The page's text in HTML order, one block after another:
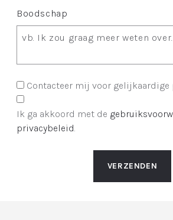
Boodschap
Contacteer mij voor gelijkaardige
Ik ga akkoord met de
privacybeleid.
VERZENDEN